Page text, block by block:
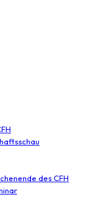
des CFH